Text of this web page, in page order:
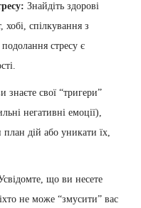
Знайдіть здорові
спілкування з
стресу є
знаєте свої “тригери”
негативні емоції),
план дій або уникати їх,
що ви несете
не може “змусити” вас